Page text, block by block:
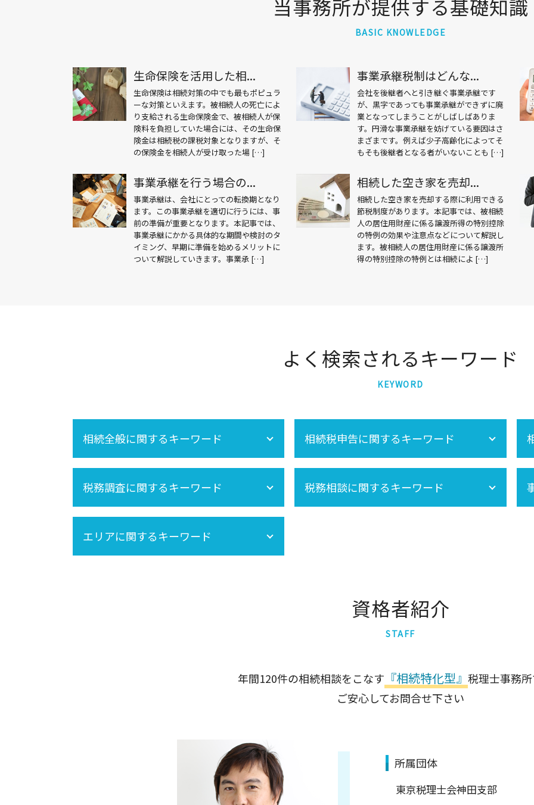
当事務所が提供する基礎知識
BASIC KNOWLEDGE
生命保険を活用した相...
生命保険は相続対策の中でも最もポピュラ
ーな対策といえます。被相続人の死亡によ
り支給される生命保険金で、被相続人が保
険料を負担していた場合には、その生命保
険金は相続税の課税対象となりますが、そ
の保険金を相続人が受け取った場 […]
事業承継税制はどんな...
会社を後継者へと引き継ぐ事業承継です
が、黒字であっても事業承継ができずに廃
業となってしまうことがしばしばありま
す。円滑な事業承継を妨げている要因はさ
まざまです。例えば少子高齢化によってそ
もそも後継者となる者がいないことも […]
事業承継を行う場合の...
事業承継は、会社にとっての転換期となり
ます。この事業承継を適切に行うには、事
前の準備が重要となります。本記事では、
事業承継にかかる具体的な期間や検討のタ
イミング、早期に準備を始めるメリットに
ついて解説していきます。事業承 […]
相続した空き家を売却...
相続した空き家を売却する際に利用できる
節税制度があります。本記事では、被相続
人の居住用財産に係る譲渡所得の特別控除
の特例の効果や注意点などについて解説し
ます。被相続人の居住用財産に係る譲渡所
得の特別控除の特例とは相続によ […]
よく検索されるキーワード
KEYWORD
相続全般に関するキーワード
再婚 相続
内縁 相続
遺産分割 税金
保険金 相続
相続税申告に関するキーワード
準確定申告 期限
準確定申告 書き方
税務調査に関するキーワード
相続税 税務調査 いくら 以上
税務調査 時期
税務相談に関するキーワード
エリアに関するキーワード
資格者紹介
STAFF
年間120件の相続相談をこなす 『相続特化型』 税理士事務所
ご安心してお問合せ下さい
所属団体
東京税理士会神田支部